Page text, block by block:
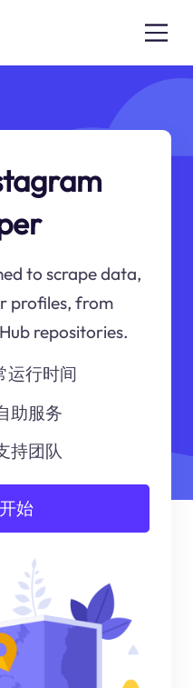
to scrape data,
profiles, from
repositories.
运行时间
助服务
持团队
始